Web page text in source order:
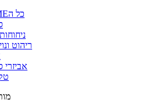
HOMEכל ה
ריהוט
אביזרי